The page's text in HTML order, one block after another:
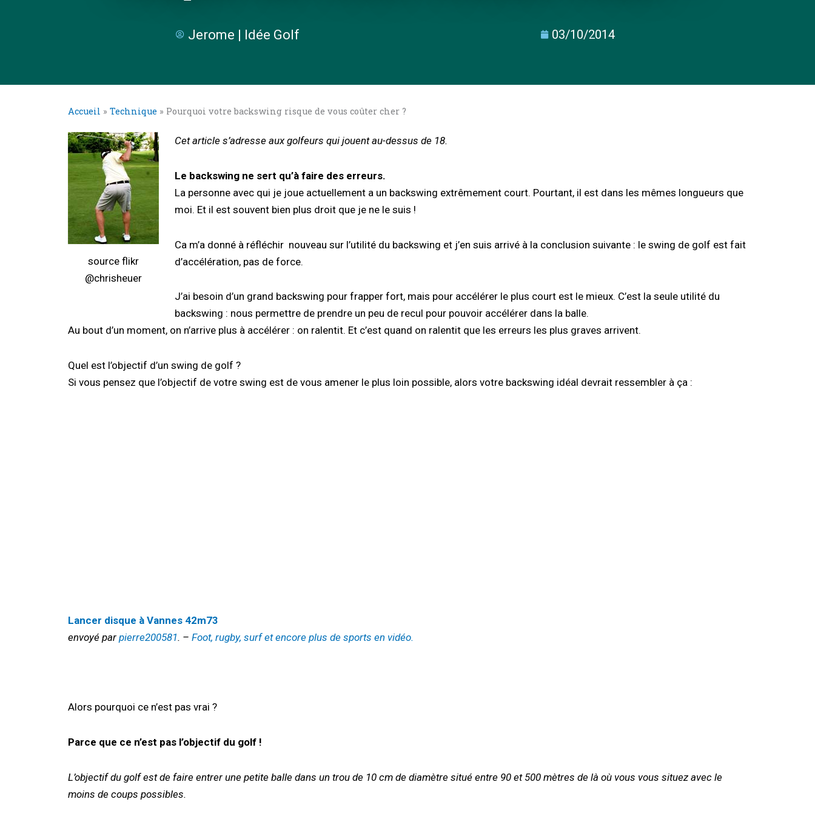
Jerome | Idée Golf 03/10/2014
Accueil » Technique » Pourquoi votre backswing risque de vous coûter cher ?
source flikr
@chrisheuer
Cet article s’adresse aux golfeurs qui jouent au-dessus de 18.
Le backswing ne sert qu’à faire des erreurs.
La personne avec qui je joue actuellement a un backswing extrêmement court. Pourtant, il est dans les mêmes longueurs que
moi. Et il est souvent bien plus droit que je ne le suis !
Ca m’a donné à réfléchir nouveau sur l’utilité du backswing et j’en suis arrivé à la conclusion suivante : le swing de golf est fait
d’accélération, pas de force.
J’ai besoin d’un grand backswing pour frapper fort, mais pour accélérer le plus court est le mieux. C’est la seule utilité du
backswing : nous permettre de prendre un peu de recul pour pouvoir accélérer dans la balle.
Au bout d’un moment, on n’arrive plus à accélérer : on ralentit. Et c’est quand on ralentit que les erreurs les plus graves arrivent.
Quel est l’objectif d’un swing de golf ?
Si vous pensez que l’objectif de votre swing est de vous amener le plus loin possible, alors votre backswing idéal devrait ressembler à ça :
Lancer disque à Vannes 42m73
envoyé par pierre200581. – Foot, rugby, surf et encore plus de sports en vidéo.
Alors pourquoi ce n’est pas vrai ?
Parce que ce n’est pas l’objectif du golf !
L’objectif du golf est de faire entrer une petite balle dans un trou de 10 cm de diamètre situé entre 90 et 500 mètres de là où vous vous situez avec le
moins de coups possibles.